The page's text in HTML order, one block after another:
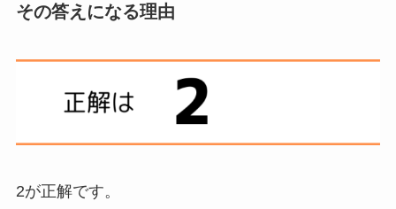
その答えになる理由
2が正解です。